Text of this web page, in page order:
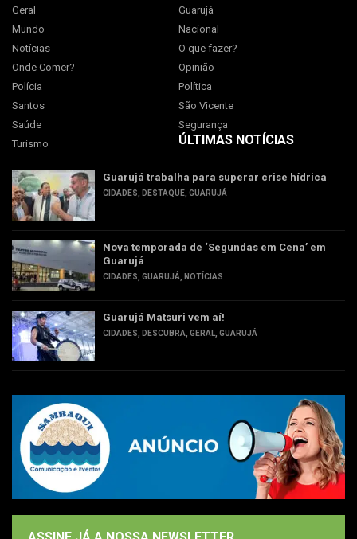
Geral
Guarujá
Mundo
Nacional
Notícias
O que fazer?
Onde Comer?
Opinião
Polícia
Política
Santos
São Vicente
Saúde
Segurança
Turismo
ÚLTIMAS NOTÍCIAS
Guarujá trabalha para superar crise hídrica
CIDADES DESTAQUE GUARUJÁ
Nova temporada de ‘Segundas em Cena’ em
Guarujá
CIDADES GUARUJÁ NOTÍCIAS
Guarujá Matsuri vem aí!
CIDADES DESCUBRA GERAL GUARUJÁ